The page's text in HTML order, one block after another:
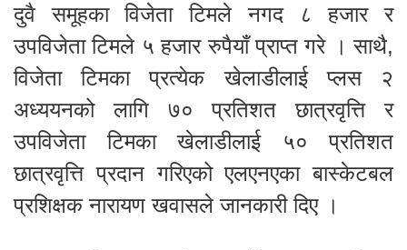
दुवै समूहका विजेता टिमले नगद ८ हजार र
उपविजेता टिमले ५ हजार रुपैयाँ प्राप्त गरे । साथै,
विजेता टिमका प्रत्येक खेलाडीलाई प्लस २
अध्ययनको लागि ७० प्रतिशत छात्रवृत्ति र
उपविजेता टिमका खेलाडीलाई ५० प्रतिशत
छात्रवृत्ति प्रदान गरिएको एलएनएका बास्केटबल
प्रशिक्षक नारायण खवासले जानकारी दिए ।